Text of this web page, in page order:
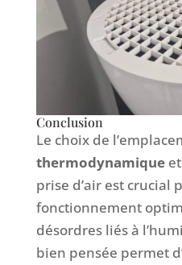
Conclusion
Le choix de
thermodynamiqueet
prise d’air est crucial
fonctionnement
désordres liés à
bien pensée permet